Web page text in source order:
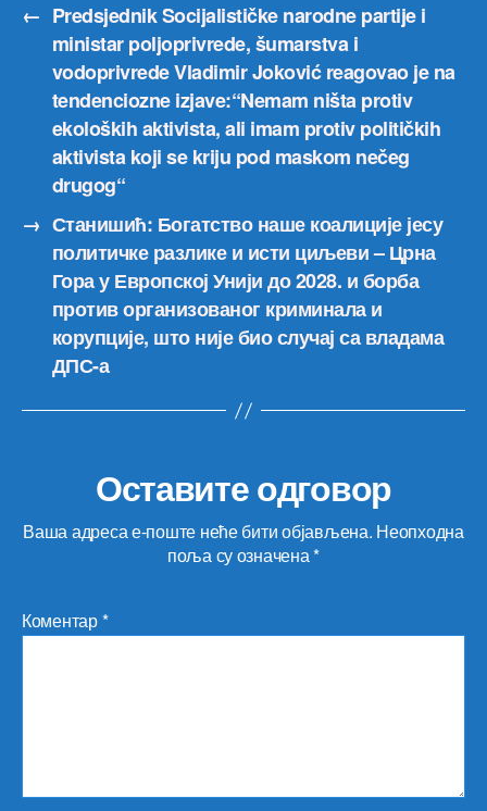
← Predsjednik Socijalističke narodne partije i
ministar poljoprivrede, šumarstva i
vodoprivrede Vladimir Joković reagovao je na
tendenciozne izjave:“Nemam ništa protiv
ekoloških aktivista, ali imam protiv političkih
aktivista koji se kriju pod maskom nečeg
drugog“
→ Станишић: Богатство наше коалиције јесу
политичке разлике и исти циљеви – Црна
Гора у Европској Унији до 2028. и борба
против организованог криминала и
корупције, што није био случај са владама
ДПС-а
Оставите одговор
Ваша адреса е-поште неће бити објављена. Неопходна
поља су означена*
Коментар*